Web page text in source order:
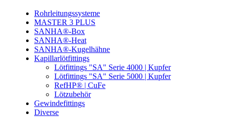
Rohrleitungssysteme
MASTER 3 PLUS
SANHA®-Box
SANHA®-Heat
SANHA®-Kugelhähne
Kapillarlötfittings
Lötfittings "SA" Serie 4000 | Kupfer
Lötfittings "SA" Serie 5000 | Kupfer
RefHP® | CuFe
Lötzubehör
Gewindefittings
Diverse